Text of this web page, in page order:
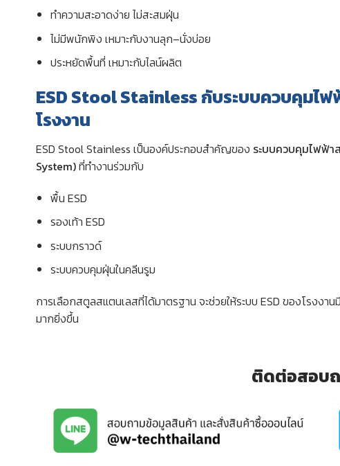
ทำความสะอาดง่าย ไม่สะสมฝุ่น
ไม่มีพนักพิง เหมาะกับงานลุก–นั่งบ่อย
ประหยัดพื้นที่ เหมาะกับไลน์ผลิต
ESD Stool Stainless กับระบบควบคุมไ
โรงงาน
ESD Stool Stainless เป็นองค์ประกอบสำคัญของ ระบบควบคุมไฟฟ้า
System)ที่ทำงานร่วมกับ
พื้น ESD
รองเท้า ESD
ระบบกราวด์
ระบบควบคุมฝุ่นในคลีนรูม
การเลือกสตูลสแตนเลสที่ได้มาตรฐาน จะช่วยให้ระบบ ESD ของโรงงา
มากยิ่งขึ้น
ติดต่อสอบถ